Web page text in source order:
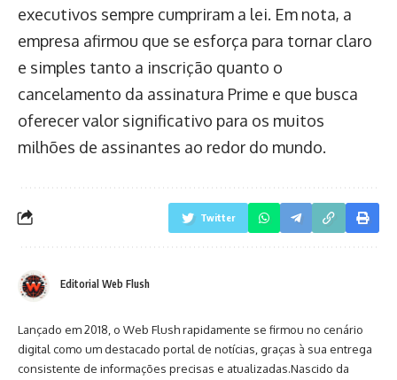
executivos sempre cumpriram a lei. Em nota, a
empresa afirmou que se esforça para tornar claro
e simples tanto a inscrição quanto o
cancelamento da assinatura Prime e que busca
oferecer valor significativo para os muitos
milhões de assinantes ao redor do mundo.
Twitter
Editorial Web Flush
Lançado em 2018, o Web Flush rapidamente se firmou no cenário
digital como um destacado portal de notícias, graças à sua entrega
consistente de informações precisas e atualizadas.Nascido da